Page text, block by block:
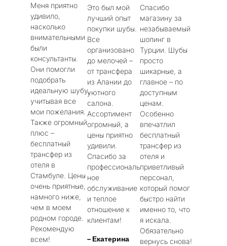
Меня приятно
удивило,
насколько
внимательными
были
консультанты.
Они помогли
подобрать
идеальную шубу,
учитывая все
мои пожелания.
Также огромный
плюс –
бесплатный
трансфер из
отеля в
Стамбуле. Цены
очень приятные,
намного ниже,
чем в моем
родном городе.
Рекомендую
всем!
Это был мой
лучший опыт
покупки шубы.
Все
организовано
до мелочей –
от трансфера
из Алании до
уютного
салона.
Ассортимент
огромный, а
цены приятно
удивили.
Спасибо за
профессиональ
ное
обслуживание
и теплое
отношение к
клиентам!
– Екатерина
Спасибо
магазину за
незабываемый
шопинг в
Турции. Шубы
просто
шикарные, а
главное – по
доступным
ценам.
Особенно
впечатлил
бесплатный
трансфер из
отеля и
приветливый
персонал,
который помог
быстро найти
именно то, что
я искала.
Обязательно
вернусь снова!